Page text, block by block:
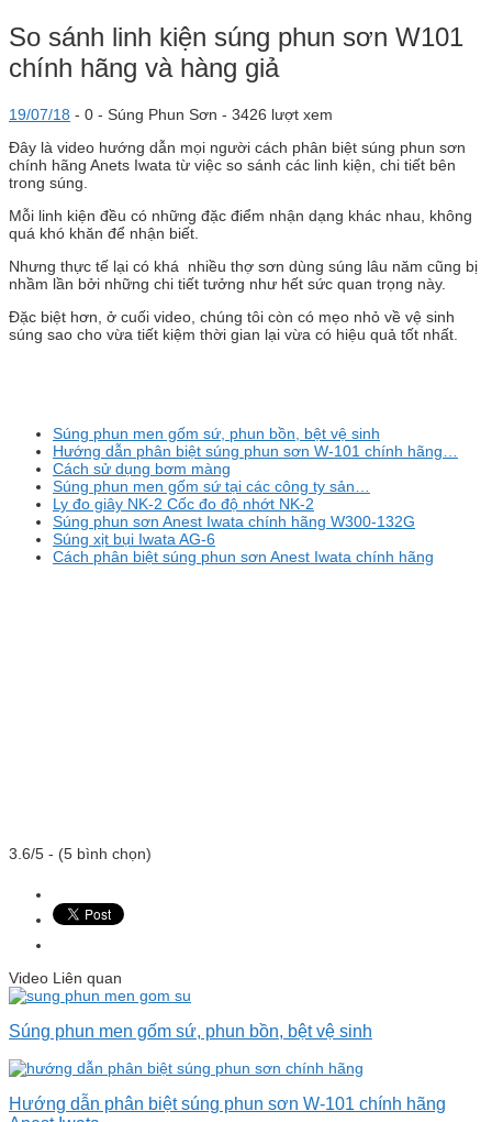
So sánh linh kiện súng phun sơn W101
chính hãng và hàng giả
19/07/18 - 0 - Súng Phun Sơn - 3426 lượt xem
Đây là video hướng dẫn mọi người cách phân biệt súng phun sơn
chính hãng Anets Iwata từ việc so sánh các linh kiện, chi tiết bên
trong súng.
Mỗi linh kiện đều có những đặc điểm nhận dạng khác nhau, không
quá khó khăn để nhận biết.
Nhưng thực tế lại có khá nhiều thợ sơn dùng súng lâu năm cũng bị
nhầm lần bởi những chi tiết tưởng như hết sức quan trọng này.
Đặc biệt hơn, ở cuối video, chúng tôi còn có mẹo nhỏ về vệ sinh
súng sao cho vừa tiết kiệm thời gian lại vừa có hiệu quả tốt nhất.
Súng phun men gốm sứ, phun bồn, bệt vệ sinh
Hướng dẫn phân biệt súng phun sơn W-101 chính hãng…
Cách sử dụng bơm màng
Súng phun men gốm sứ tại các công ty sản…
Ly đo giây NK-2 Cốc đo độ nhớt NK-2
Súng phun sơn Anest Iwata chính hãng W300-132G
Súng xịt bụi Iwata AG-6
Cách phân biệt súng phun sơn Anest Iwata chính hãng
3.6/5 - (5 bình chọn)
Video Liên quan
Súng phun men gốm sứ, phun bồn, bệt vệ sinh
Hướng dẫn phân biệt súng phun sơn W-101 chính hãng